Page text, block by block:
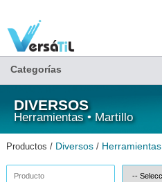
Categorías
DIVERSOS
Herramientas • Martillo
Productos / Diversos / Herramientas